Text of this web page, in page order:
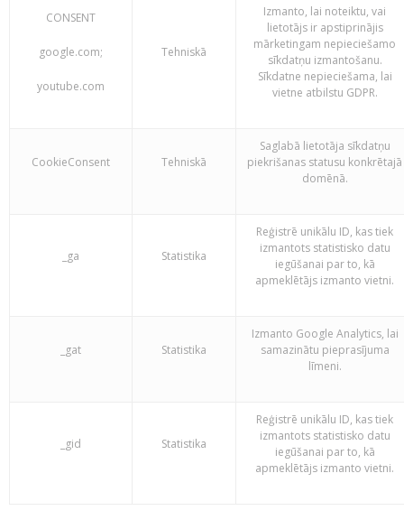
CONSENT
google.com;
youtube.com
Tehniskā
Izmanto, lai noteiktu, vai
lietotājs ir apstiprinājis
mārketingam nepieciešamo
sīkdatņu izmantošanu.
Sīkdatne nepieciešama, lai
vietne atbilstu GDPR.
CookieConsent Tehniskā
Saglabā lietotāja sīkdatņu
piekrišanas statusu konkrētajā
domēnā.
_ga Statistika
Reģistrē unikālu ID, kas tiek
izmantots statistisko datu
iegūšanai par to, kā
apmeklētājs izmanto vietni.
_gat Statistika
Izmanto Google Analytics, lai
samazinātu pieprasījuma
līmeni.
_gid Statistika
Reģistrē unikālu ID, kas tiek
izmantots statistisko datu
iegūšanai par to, kā
apmeklētājs izmanto vietni.